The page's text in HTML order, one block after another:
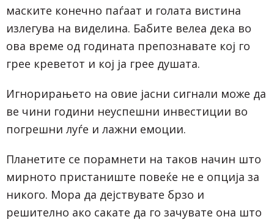
маските конечно паѓаат и голата вистина
излегува на виделина. Бабите велеа дека во
ова време од годината препознавате кој го
грее креветот и кој ја грее душата.
Игнорирањето на овие јасни сигнали може да
ве чини години неуспешни инвестиции во
погрешни луѓе и лажни емоции.
Планетите се порамнети на таков начин што
мирното пристаниште повеќе не е опција за
никого. Мора да дејствувате брзо и
решително ако сакате да го зачувате она што